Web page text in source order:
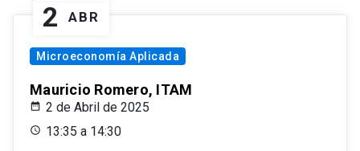
2 ABR
Microeconomía Aplicada
Mauricio Romero, ITAM
2 de Abril de 2025
13:35 a 14:30